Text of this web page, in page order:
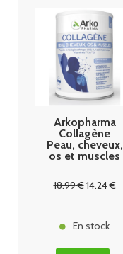
Arkopharma
Collagène
Peau, cheveux,
os et muscles
18.99€14.24€
En stock